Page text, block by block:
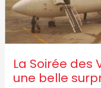
La Soirée des
une belle
IVAO
vous
réserve
une
belle